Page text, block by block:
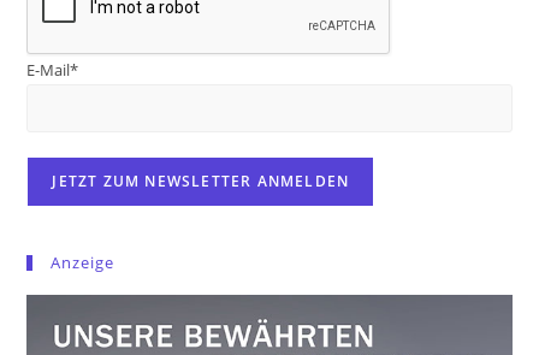
E-Mail*
Anzeige